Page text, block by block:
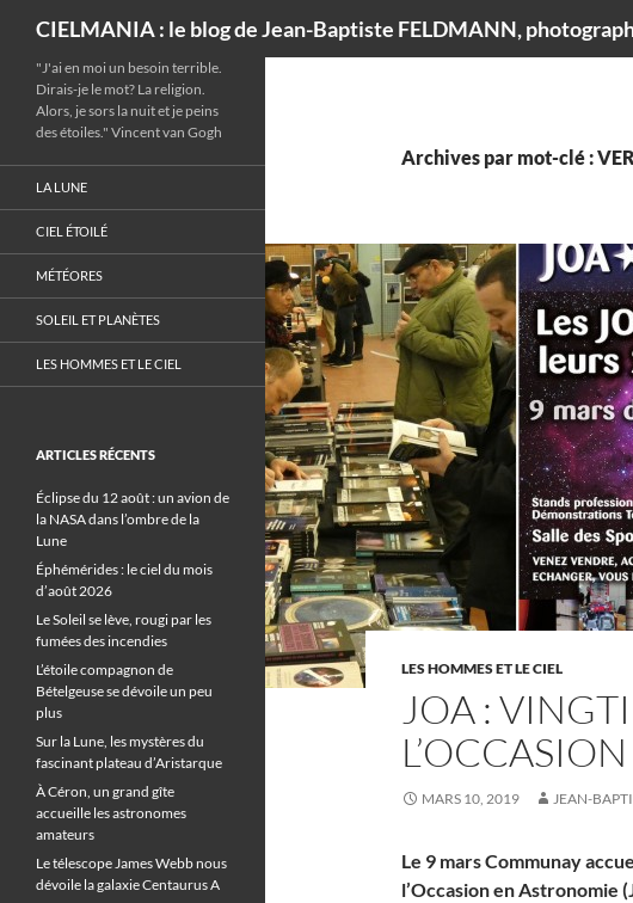
CIELMANIA : le blog de Jean-Baptiste FELDMANN,
Archives par mot-clé :
LES HOMMES ET LE CIEL
JOA :
MARS 10, 2019 JEAN-
Le 9 mars Communay
l’Occasion en Astronomie
"J'ai en moi un besoin terrible.
Dirais-je le mot? La religion.
Alors, je sors la nuit et je peins
des étoiles." Vincent van Gogh
LA LUNE
CIEL ÉTOILÉ
MÉTÉORES
SOLEIL ET PLANÈTES
LES HOMMES ET LE CIEL
ARTICLES RÉCENTS
Éclipse du 12 août : un avion de
la NASA dans l’ombre de la
Lune
Éphémérides : le ciel du mois
d’août 2026
Le Soleil se lève, rougi par les
fumées des incendies
L’étoile compagnon de
Bételgeuse se dévoile un peu
plus
Sur la Lune, les mystères du
fascinant plateau d’Aristarque
À Céron, un grand gîte
accueille les astronomes
amateurs
Le télescope James Webb nous
dévoile la galaxie Centaurus A